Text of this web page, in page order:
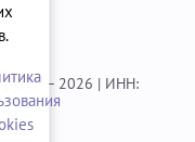
— 2026 | ИНН: